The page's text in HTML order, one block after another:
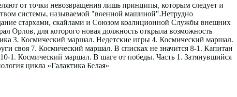
от точки невозвращения лишь принципы, которым следует и
системы, называемой "военной машиной".Нетрудно
стархами, скайлами и Союзом коалиционной Службы внешних
Орлов, для которого новая должность открыла возможность
3. Космический маршал. Недетские игры 4. Космический маршал.
своя 7. Космический маршал. В списках не значится 8-1. Капитан
1. Космический маршал. В шаге от победы. Часть 1. Затянувшийся
цикла «Галактика Белая»